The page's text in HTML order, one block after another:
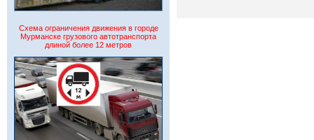
Схема ограничения движения в городе
Мурманске грузового автотранспорта
длиной более 12 метров